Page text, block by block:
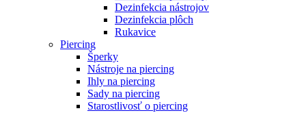
Dezinfekcia nástrojov
Dezinfekcia plôch
Rukavice
Piercing
Šperky
Nástroje na piercing
Ihly na piercing
Sady na piercing
Starostlivosť o piercing